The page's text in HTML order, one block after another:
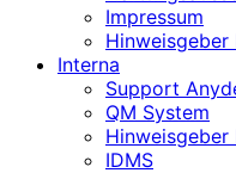
Impressum
Hinweisgeber
Interna
Support
QM System
Hinweisgeber
IDMS